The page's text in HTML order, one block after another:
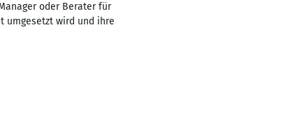
oder Berater für
umgesetzt wird und ihre